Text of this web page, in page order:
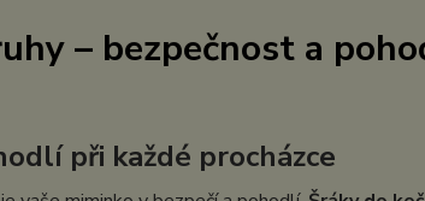
– bezpečnost a
při každé procházce